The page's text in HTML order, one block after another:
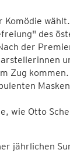
des
der
Zug
wie Otto
jährlichen